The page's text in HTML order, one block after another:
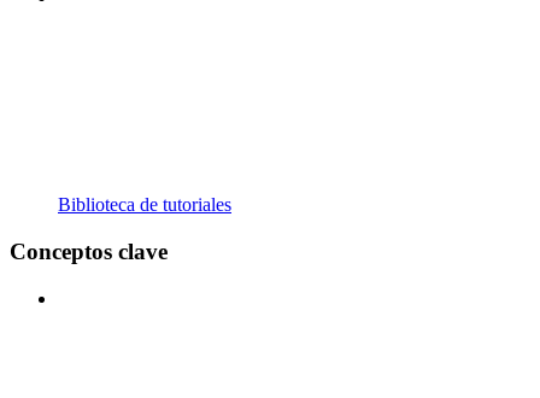
Biblioteca de tutoriales
Conceptos clave